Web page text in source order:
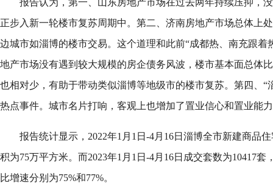
报告认为，第一、山东房地产市场在过去两年持续压抑，
正步入新一轮楼市复苏周期中。第二、济南房地产市场总体上
边城市如淄博的楼市交易。这个道理和此前“成都热、南充跟着
地产市场没有遇到较大规模的房企债务风波，楼市基本面总体
也相对少，有助于带动类似淄博等地级市的楼市复苏。第四、“
热点事件。城市名片打响，客观上也增加了置业信心和置业能
报告统计显示，2022年1月1日-4月16日淄博全市新建商品
积为75万平方米。而2023年1月1日-4月16日成交套数为10417套
比增速分别为75%和77%。